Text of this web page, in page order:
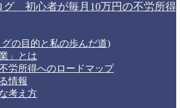
グ 初心者が毎月10万円の不労所得
の目的と私の歩んだ道)
」とは
労所得へのロードマップ
情報
考え方